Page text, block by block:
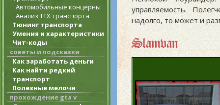
Автомобильные концерны
Анализ ТТХ транспорта
Тюнинг транспорта
Умения и характеристики
Чит-коды
советы и подсказки
Как заработать деньги
Как найти редкий
транспорт
Полезные мелочи
прохождение gta v
управляемость.
надолго, то может и
Slamvan